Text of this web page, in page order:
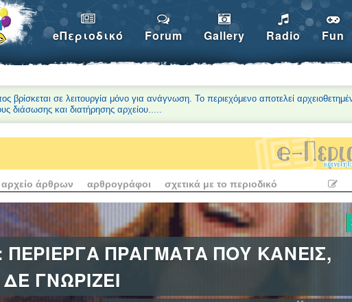
eΠεριοδικό Forum Gallery Radio Fun
βρίσκεται σε λειτουργία μόνο για ανάγνωση. Το περιεχόμενο αποτελεί
διάσωσης και διατήρησης αρχείου.....
αρχείο άρθρων αρθρογράφοι σχετικά με το περιοδικό
ΠΕΡΙΕΡΓΑ ΠΡΑΓΜΑΤΑ ΠΟΥ ΚΑΝΕΙΣ,
ΓΝΩΡΙΖΕΙ